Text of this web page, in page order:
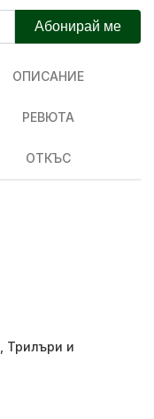
Абонирай ме
ОПИСАНИЕ
РЕВЮТА
ОТКЪС
Трилъри и